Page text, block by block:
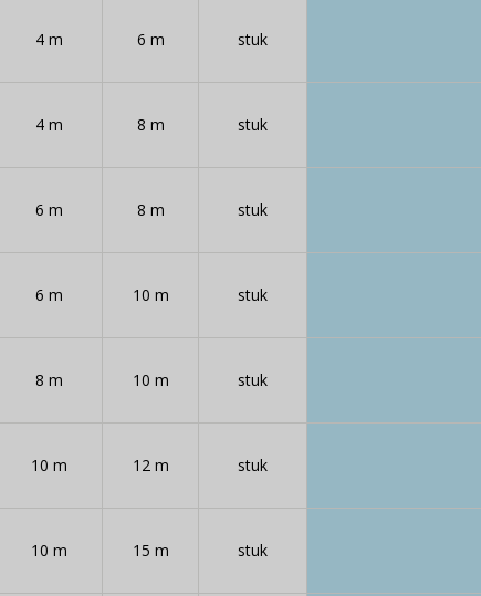
4 m 6 m stuk
4 m 8 m stuk
6 m 8 m stuk
6 m 10 m stuk
8 m 10 m stuk
10 m 12 m stuk
10 m 15 m stuk